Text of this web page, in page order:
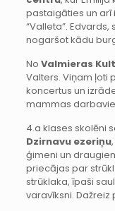
pastaigāties un
“Valleta”.
nogaršot kādu
No Valmieras
Valters. Viņam ļoti
koncertus un
mammas
4.a klases skolēni
Dzirnavu ezeriņu
ģimeni un
priecājas par
strūklaka, īpaši
varavīksni. Dažreiz